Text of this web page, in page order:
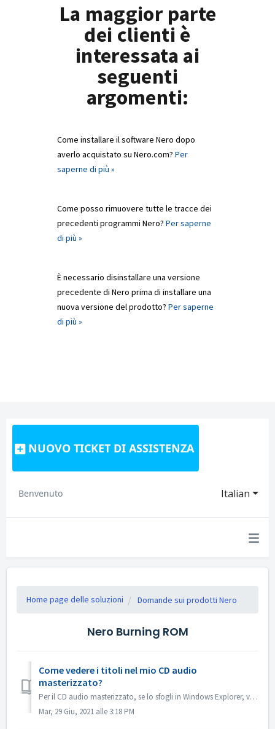
La maggior parte
dei clienti è
interessata ai
seguenti
argomenti:
Come installare il software Nero dopo
averlo acquistato su Nero.com? Per
saperne di più »
Come posso rimuovere tutte le tracce dei
precedenti programmi Nero? Per saperne
di più »
È necessario disinstallare una versione
precedente di Nero prima di installare una
nuova versione del prodotto? Per saperne
di più »
NUOVO TICKET DI ASSISTENZA
Italian
Benvenuto
Home page delle soluzioni Domande sui prodotti Nero
Nero Burning ROM
Come vedere i titoli nel mio CD audio
masterizzato?
Per il CD audio masterizzato, se lo sfogli in Windows Explorer, viene mostrato come traccia 01, traccia 02. Questo è come previsto: Se lo si riproduce con...
Mar, 29 Giu, 2021 alle 3:18 PM